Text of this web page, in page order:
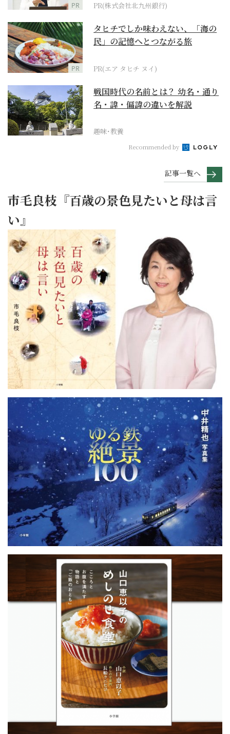
PR PR(株式会社北九州銀行)
PR
タヒチでしか味わえない、「海の
民」の記憶へとつながる旅
PR(エア タヒチ ヌイ)
戦国時代の名前とは？ 幼名・通り
名・諱・偏諱の違いを解説
趣味･教養
Recommended by
記事一覧へ
市毛良枝『百歳の景色見たいと母は言
い』